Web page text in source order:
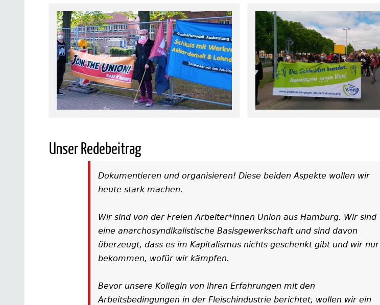
Unser Redebeitrag
Dokumentieren und organisieren! Diese beiden Aspekte wollen wir
heute stark machen.
Wir sind von der Freien Arbeiter*innen Union aus Hamburg. Wir sind
eine anarchosyndikalistische Basisgewerkschaft und sind davon
überzeugt, dass es im Kapitalismus nichts geschenkt gibt und wir nur
bekommen, wofür wir kämpfen.
Bevor unsere Kollegin von ihren Erfahrungen mit den
Arbeitsbedingungen in der Fleischindustrie berichtet, wollen wir ein